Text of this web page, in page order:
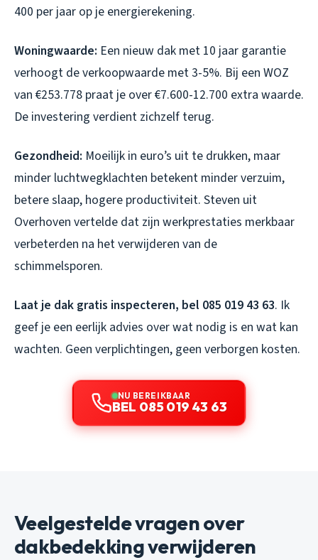
400 per jaar op je energierekening.
Woningwaarde: Een nieuw dak met 10 jaar garantie
verhoogt de verkoopwaarde met 3-5%. Bij een WOZ
van €253.778 praat je over €7.600-12.700 extra waarde.
De investering verdient zichzelf terug.
Gezondheid: Moeilijk in euro’s uit te drukken, maar
minder luchtwegklachten betekent minder verzuim,
betere slaap, hogere productiviteit. Steven uit
Overhoven vertelde dat zijn werkprestaties merkbaar
verbeterden na het verwijderen van de
schimmelsporen.
Laat je dak gratis inspecteren, bel 085 019 43 63. Ik
geef je een eerlijk advies over wat nodig is en wat kan
wachten. Geen verplichtingen, geen verborgen kosten.
NU BEREIKBAAR
BEL 085 019 43 63
Veelgestelde vragen over
dakbedekking verwijderen